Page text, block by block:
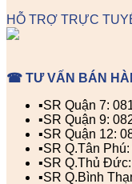
HỖ TRỢ TRỰC
☎ TƯ VẤN BÁN
▪️SR Quận 7:
▪️SR Quận 9:
▪️SR Quận 12:
▪️SR Q.Tân
▪️SR Q.Thủ
▪️SR Q.Bình